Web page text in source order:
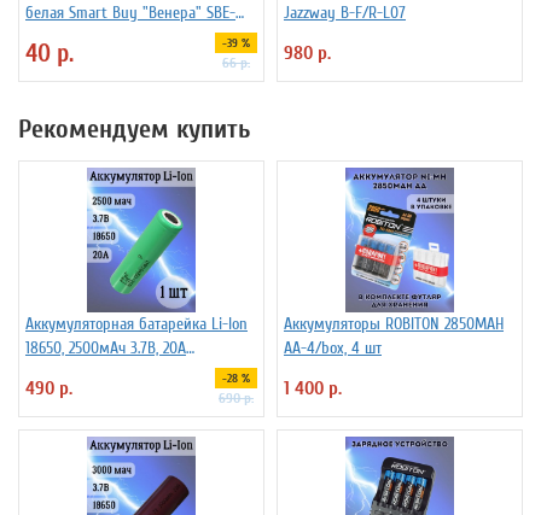
белая Smart Buy "Венера" SBE-
40 р. -39 %
66 р.
Jazzway B-F/R-L07
980 р.
Рекомендуем купить
Аккумуляторная батарейка Li-Ion
18650, 2500мАч 3.7В, 20A
490 р. -28 %
690 р.
Аккумуляторы ROBITON 2850MAH
AA-4/box, 4 шт
1 400 р.